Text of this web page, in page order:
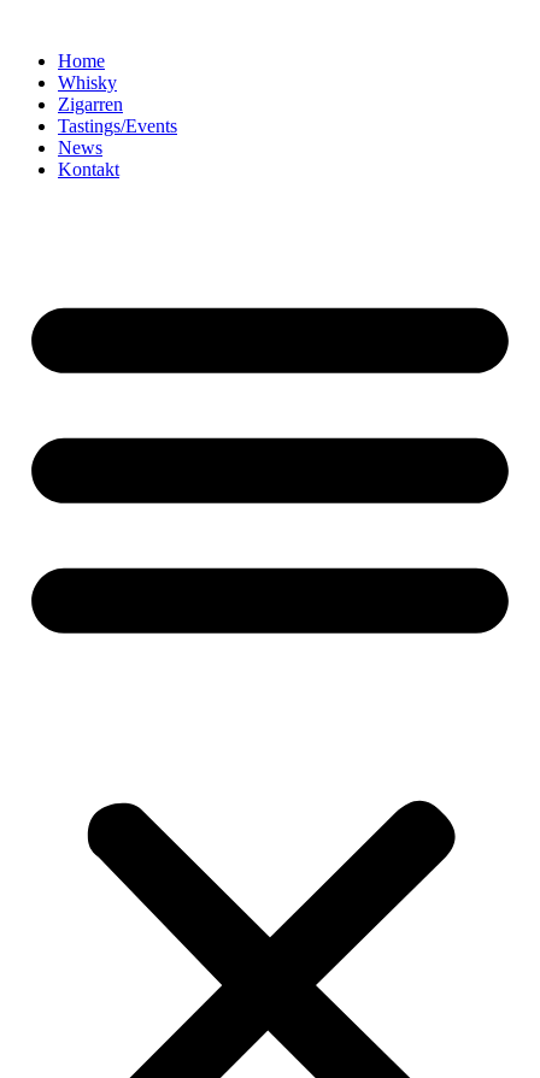
Home
Whisky
Zigarren
Tastings/Events
News
Kontakt